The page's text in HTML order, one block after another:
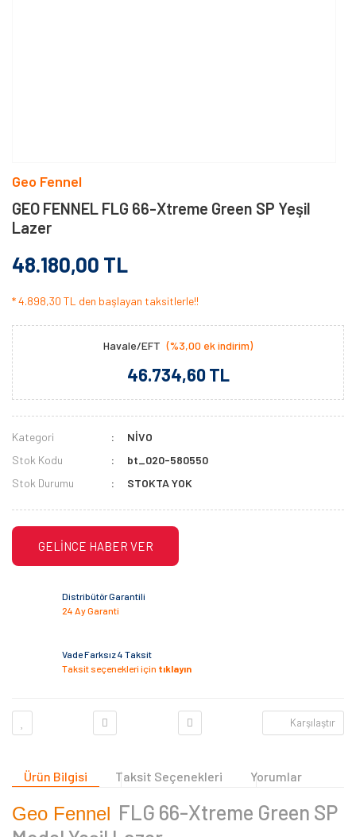
Geo Fennel
GEO FENNEL FLG 66-Xtreme Green SP Yeşil
Lazer
48.180,00 TL
* 4.898,30 TL den başlayan taksitlerle!!
Havale/EFT (%3,00 ek indirim)
46.734,60 TL
Kategori
NİVO
Stok Kodu
bt_020-580550
Stok Durumu
STOKTA YOK
GELİNCE HABER VER
Distribütör Garantili
24 Ay Garanti
Vade Farksız 4 Taksit
Taksit seçenekleri için tıklayın
Karşılaştır
Ürün Bilgisi Taksit Seçenekleri Yorumlar
Geo Fennel FLG 66-Xtreme Green SP